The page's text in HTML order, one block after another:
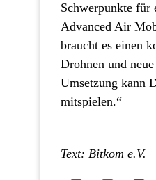
Schwerpunkte für
Advanced Air
braucht es einen
Drohnen und
Umsetzung kann
mitspielen.“
Text: Bitkom e.V.